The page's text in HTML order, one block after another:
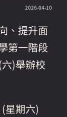
2026-04-10
、提升面
第一階段
)舉辦校
星期六)